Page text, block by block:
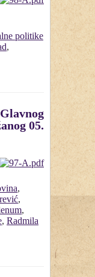
politike
,
05.
,
,
,
, Radmila